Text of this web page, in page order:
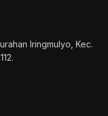
Iringmulyo, Kec.